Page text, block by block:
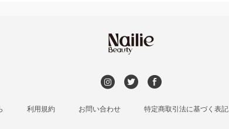
利用規約 お問い合わせ 特定商取引法に基づく表記